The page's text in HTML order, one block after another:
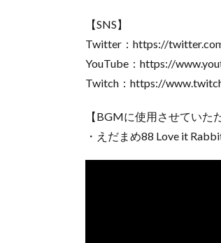
【SNS】
Twitter：https://
YouTube：https://
Twitch：https://
【BGMに使用させていた
・えだまめ88 Love it